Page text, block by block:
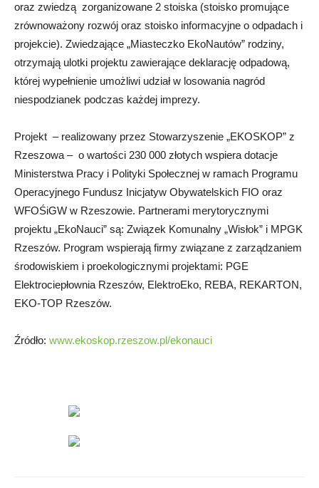
oraz zwiedzą zorganizowane 2 stoiska (stoisko promujące
zrównoważony rozwój oraz stoisko informacyjne o odpadach i
projekcie). Zwiedzające „Miasteczko EkoNautów” rodziny,
otrzymają ulotki projektu zawierające deklarację odpadową,
której wypełnienie umożliwi udział w losowania nagród
niespodzianek podczas każdej imprezy.
Projekt – realizowany przez Stowarzyszenie „EKOSKOP” z
Rzeszowa – o wartości 230 000 złotych wspiera dotacje
Ministerstwa Pracy i Polityki Społecznej w ramach Programu
Operacyjnego Fundusz Inicjatyw Obywatelskich FIO oraz
WFOŚiGW w Rzeszowie. Partnerami merytorycznymi
projektu „EkoNauci” są: Związek Komunalny „Wisłok” i MPGK
Rzeszów. Program wspierają firmy związane z zarządzaniem
środowiskiem i proekologicznymi projektami: PGE
Elektrociepłownia Rzeszów, ElektroEko, REBA, REKARTON,
EKO-TOP Rzeszów.
Źródło: www.ekoskop.rzeszow.pl/ekonauci